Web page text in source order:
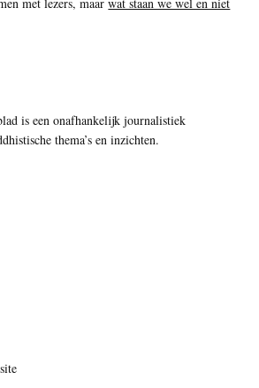
met lezers, maarwat staan we wel en niet
is een onafhankelijk journalistiek
thema’s en inzichten.